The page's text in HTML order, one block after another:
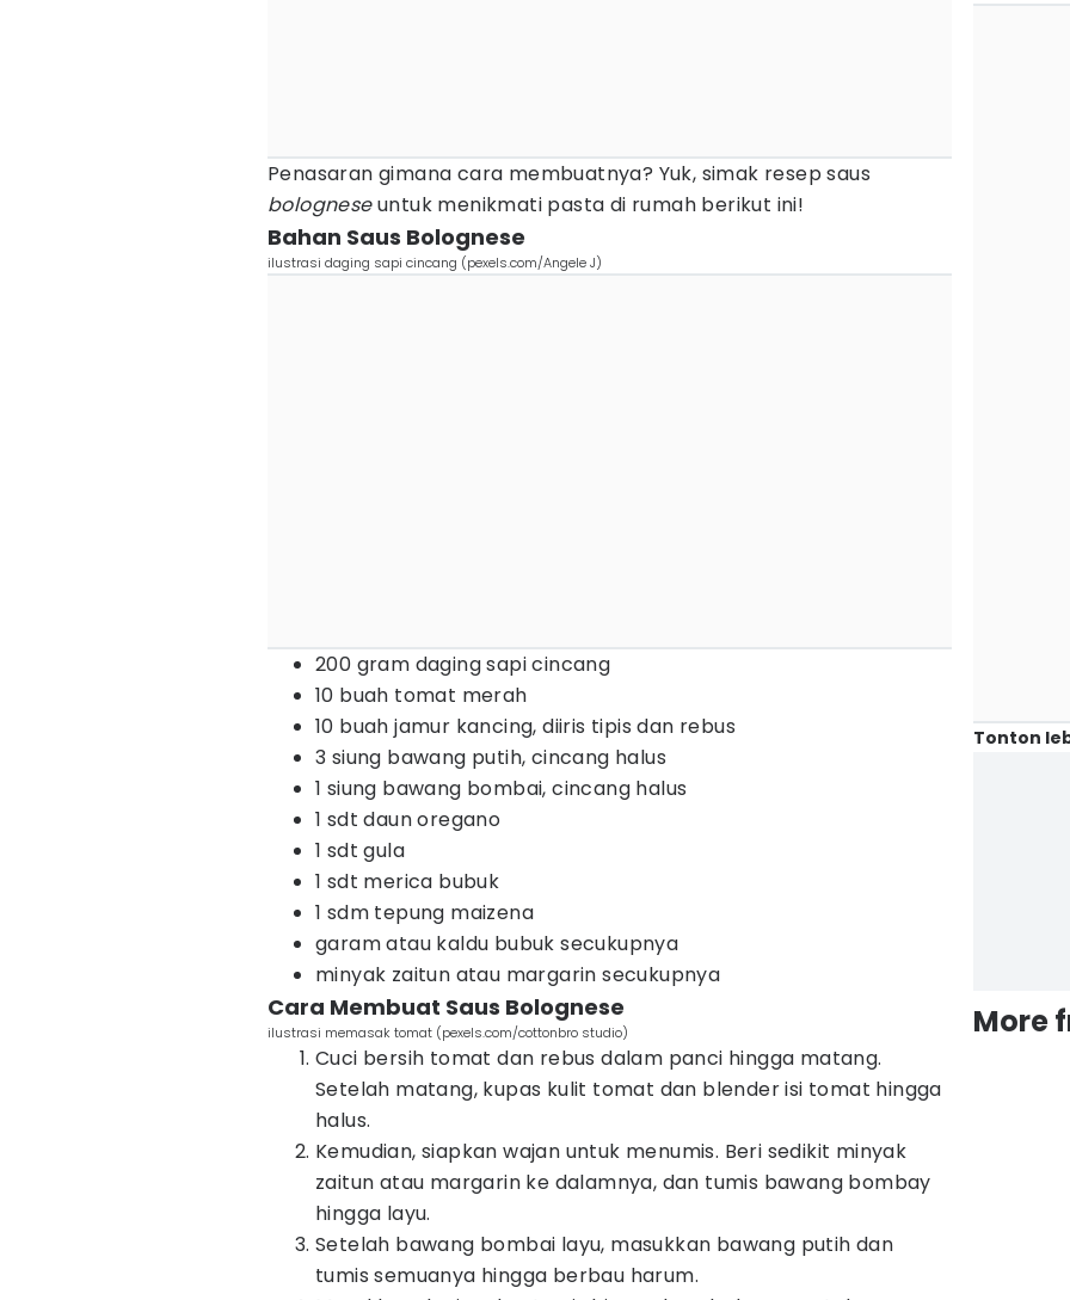
Penasaran gimana cara membuatnya? Yuk, simak resep saus
bologneseuntuk menikmati pasta di rumah berikut ini!
Bahan Saus Bolognese
ilustrasi daging sapi cincang (pexels.com/Angele J)
200 gram daging sapi cincang
10 buah tomat merah
10 buah jamur kancing, diiris tipis dan rebus
3 siung bawang putih, cincang halus
1 siung bawang bombai, cincang halus
1 sdt daun oregano
1 sdt gula
1 sdt merica bubuk
1 sdm tepung maizena
garam atau kaldu bubuk secukupnya
minyak zaitun atau margarin secukupnya
Cara Membuat Saus Bolognese
ilustrasi memasak tomat (pexels.com/cottonbro studio)
Cuci bersih tomat dan rebus dalam panci hingga matang.
Setelah matang, kupas kulit tomat dan blender isi tomat hingga
halus.
Kemudian, siapkan wajan untuk menumis. Beri sedikit minyak
zaitun atau margarin ke dalamnya, dan tumis bawang bombay
hingga layu.
Setelah bawang bombai layu, masukkan bawang putih dan
tumis semuanya hingga berbau harum.
Tonton
More